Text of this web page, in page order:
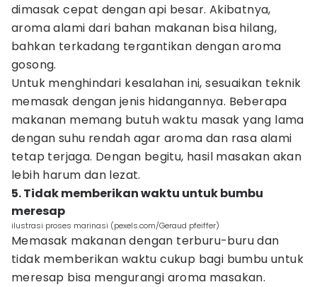
dimasak cepat dengan api besar. Akibatnya,
aroma alami dari bahan makanan bisa hilang,
bahkan terkadang tergantikan dengan aroma
gosong.
Untuk menghindari kesalahan ini, sesuaikan teknik
memasak dengan jenis hidangannya. Beberapa
makanan memang butuh waktu masak yang lama
dengan suhu rendah agar aroma dan rasa alami
tetap terjaga. Dengan begitu, hasil masakan akan
lebih harum dan lezat.
5. Tidak memberikan waktu untuk bumbu
meresap
ilustrasi proses marinasi (pexels.com/Geraud pfeiffer)
Memasak makanan dengan terburu-buru dan
tidak memberikan waktu cukup bagi bumbu untuk
meresap bisa mengurangi aroma masakan.